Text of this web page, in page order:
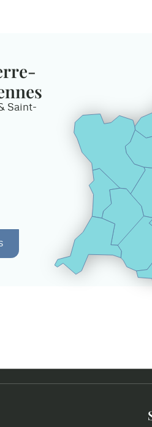
Saint-